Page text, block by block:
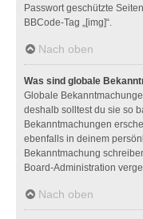
Passwort geschützte
BBCode-Tag „[img]“.
Nach oben
Was sind globale
Globale
deshalb solltest du sie so
Bekanntmachungen
ebenfalls in deinem
Bekanntmachung
Board-Administration
Nach oben